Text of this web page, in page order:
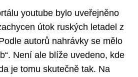
youtube bylo uveřejněno
útok ruských letadel z
autorů nahrávky se mělo
Není ale blíže uvedeno, kde
je tomu skutečně tak. Na